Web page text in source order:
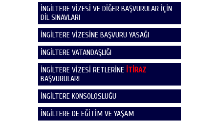
İNGİLTERE VİZESİ VE DİĞER BAŞVURULAR İÇİN
DİL SINAVLARI
İNGİLTERE VİZESİNE BAŞVURU YASAĞI
İNGİLTERE VATANDAŞLIĞI
İNGİLTERE VİZESİ RETLERİNE İTİRAZ
BAŞVURULARI
İNGİLTERE KONSOLOSLUĞU
İNGİLTERE DE EĞİTİM VE YAŞAM